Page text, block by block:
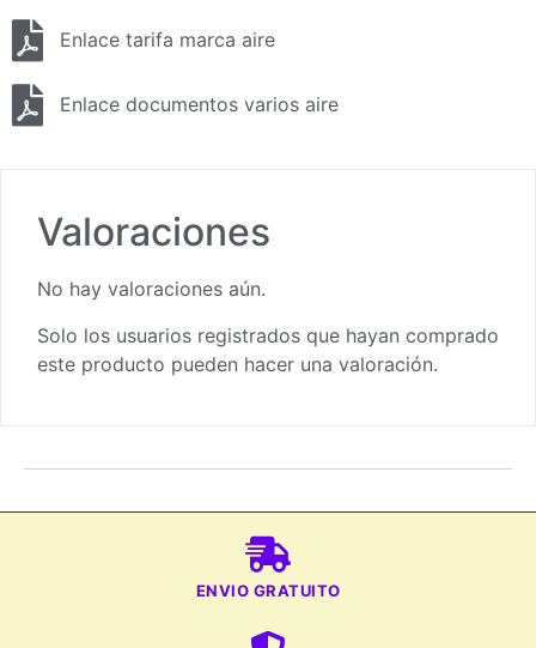
Enlace tarifa marca aire
Enlace documentos varios aire
Valoraciones
No hay valoraciones aún.
Solo los usuarios registrados que hayan comprado
este producto pueden hacer una valoración.
ENVIO GRATUITO